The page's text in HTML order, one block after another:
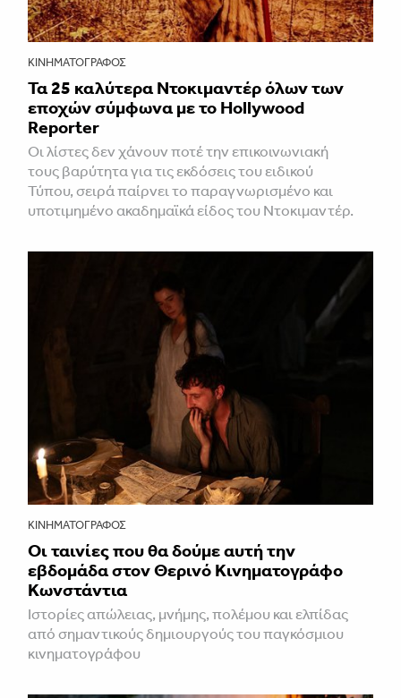
ΚΙΝΗΜΑΤΟΓΡΆΦΟΣ
Τα 25 καλύτερα Ντοκιμαντέρ όλων των
εποχών σύμφωνα με το Hollywood
Reporter
Οι λίστες δεν χάνουν ποτέ την επικοινωνιακή
τους βαρύτητα για τις εκδόσεις του ειδικού
Τύπου, σειρά παίρνει το παραγνωρισμένο και
υποτιμημένο ακαδημαϊκά είδος του Ντοκιμαντέρ.
ΚΙΝΗΜΑΤΟΓΡΆΦΟΣ
Οι ταινίες που θα δούμε αυτή την
εβδομάδα στον Θερινό Κινηματογράφο
Κωνστάντια
Ιστορίες απώλειας, μνήμης, πολέμου και ελπίδας
από σημαντικούς δημιουργούς του παγκόσμιου
κινηματογράφου